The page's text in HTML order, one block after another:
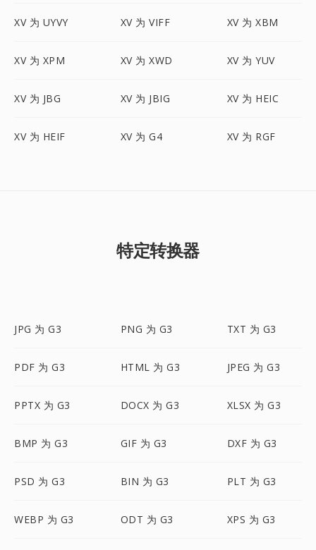
XV 为 UYVY XV 为 VIFF XV 为 XBM
XV 为 XPM XV 为 XWD XV 为 YUV
XV 为 JBG XV 为 JBIG XV 为 HEIC
XV 为 HEIF XV 为 G4 XV 为 RGF
特定转换器
JPG 为 G3 PNG 为 G3 TXT 为 G3
PDF 为 G3 HTML 为 G3 JPEG 为 G3
PPTX 为 G3 DOCX 为 G3 XLSX 为 G3
BMP 为 G3 GIF 为 G3 DXF 为 G3
PSD 为 G3 BIN 为 G3 PLT 为 G3
WEBP 为 G3 ODT 为 G3 XPS 为 G3